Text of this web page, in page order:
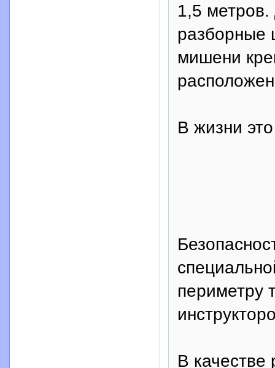
1,5 метров.
разборные
мишени
В жизни
периметру
В качестве